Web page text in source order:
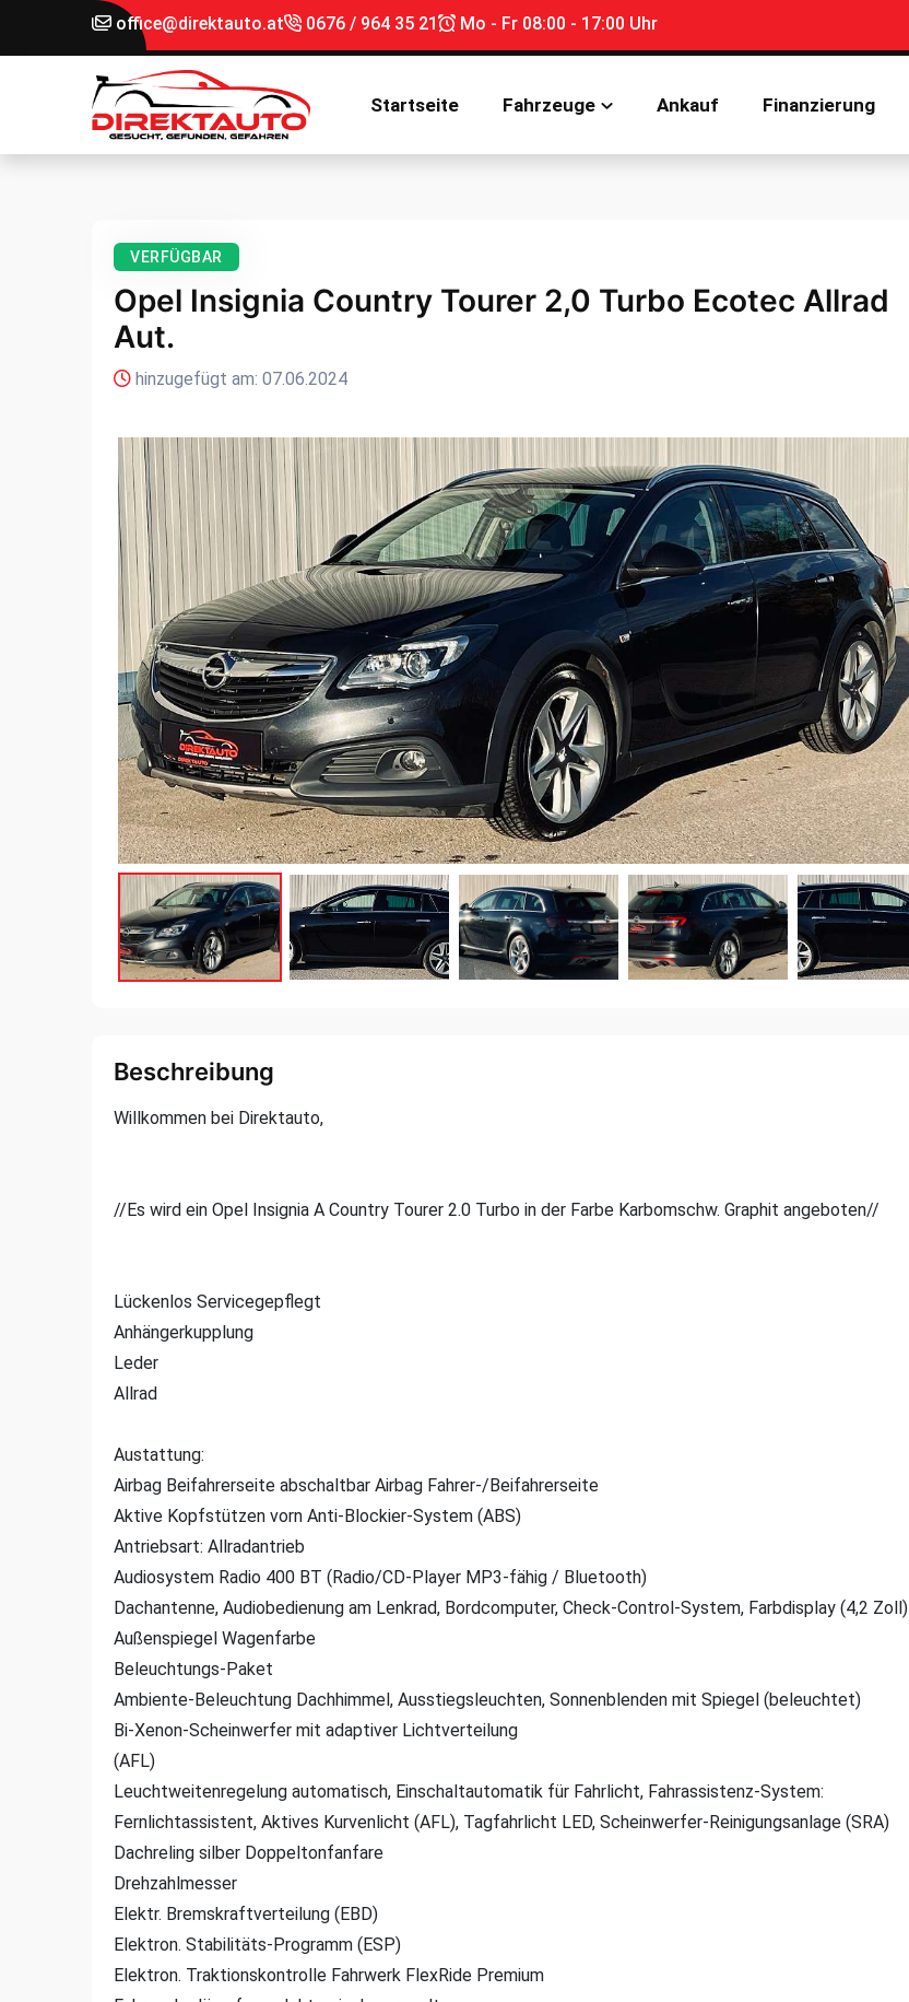
office@direktauto.at 0676 / 964 35 21 Mo - Fr 08:00 - 17:00 Uhr
Startseite Fahrzeuge Ankauf Finanzierung
VERFÜGBAR
Opel Insignia Country Tourer 2,0 Turbo Ecotec Allrad
Aut.
hinzugefügt am: 07.06.2024
Beschreibung
Willkommen bei Direktauto,
//Es wird ein Opel Insignia A Country Tourer 2.0 Turbo in der Farbe Karbomschw. Graphit angeboten//
Lückenlos Servicegepflegt
Anhängerkupplung
Leder
Allrad
Austattung:
Airbag Beifahrerseite abschaltbar Airbag Fahrer-/Beifahrerseite
Aktive Kopfstützen vorn Anti-Blockier-System (ABS)
Antriebsart: Allradantrieb
Audiosystem Radio 400 BT (Radio/CD-Player MP3-fähig / Bluetooth)
Dachantenne, Audiobedienung am Lenkrad, Bordcomputer, Check-Control-System, Farbdisplay (4,2 Zoll)
Außenspiegel Wagenfarbe
Beleuchtungs-Paket
Ambiente-Beleuchtung Dachhimmel, Ausstiegsleuchten, Sonnenblenden mit Spiegel (beleuchtet)
Bi-Xenon-Scheinwerfer mit adaptiver Lichtverteilung
(AFL)
Leuchtweitenregelung automatisch, Einschaltautomatik für Fahrlicht, Fahrassistenz-System:
Fernlichtassistent, Aktives Kurvenlicht (AFL), Tagfahrlicht LED, Scheinwerfer-Reinigungsanlage (SRA)
Dachreling silber Doppeltonfanfare
Drehzahlmesser
Elektr. Bremskraftverteilung (EBD)
Elektron. Stabilitäts-Programm (ESP)
Elektron. Traktionskontrolle Fahrwerk FlexRide Premium